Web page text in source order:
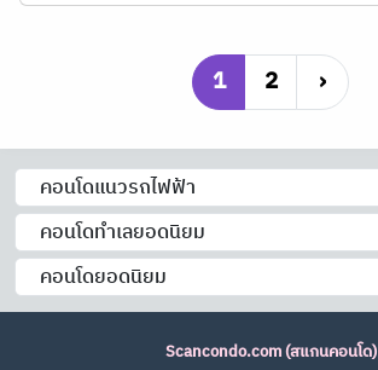
1 2 ›
คอนโดแนวรถไฟฟ้า
คอนโดทำเลยอดนิยม
คอนโดยอดนิยม
Scancondo.com (สแกนคอนโด)